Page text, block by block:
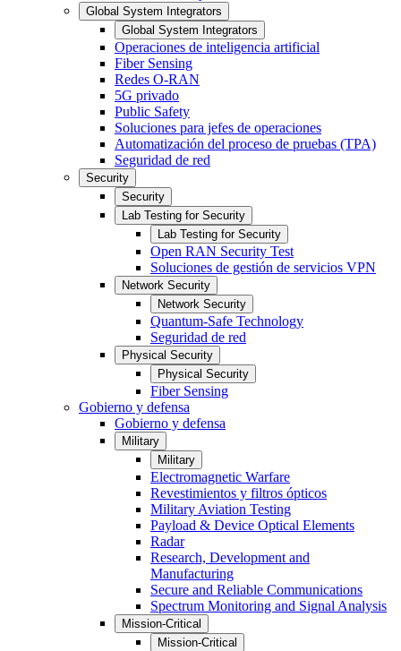
Global System Integrators
Global System Integrators
Operaciones de inteligencia artificial
Fiber Sensing
Redes O-RAN
5G privado
Public Safety
Soluciones para jefes de operaciones
Automatización del proceso de pruebas (TPA)
Seguridad de red
Security
Security
Lab Testing for Security
Lab Testing for Security
Open RAN Security Test
Soluciones de gestión de servicios VPN
Network Security
Network Security
Quantum-Safe Technology
Seguridad de red
Physical Security
Physical Security
Fiber Sensing
Gobierno y defensa
Gobierno y defensa
Military
Military
Electromagnetic Warfare
Revestimientos y filtros ópticos
Military Aviation Testing
Payload & Device Optical Elements
Radar
Research, Development and
Manufacturing
Secure and Reliable Communications
Spectrum Monitoring and Signal Analysis
Mission-Critical
Mission-Critical